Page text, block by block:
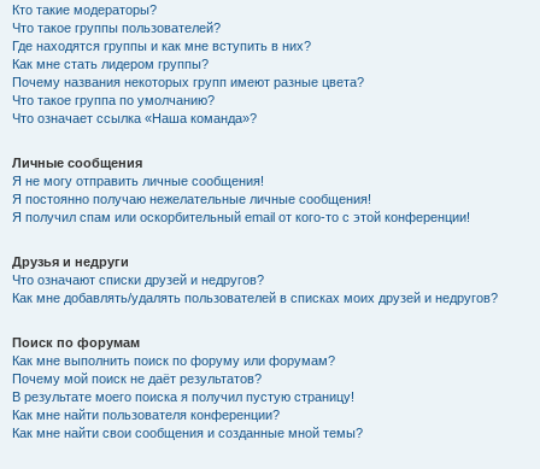
Кто такие модераторы?
Что такое группы пользователей?
Где находятся группы и как мне вступить в них?
Как мне стать лидером группы?
Почему названия некоторых групп имеют разные цвета?
Что такое группа по умолчанию?
Что означает ссылка «Наша команда»?
Личные сообщения
Я не могу отправить личные сообщения!
Я постоянно получаю нежелательные личные сообщения!
Я получил спам или оскорбительный email от кого-то с этой конференции!
Друзья и недруги
Что означают списки друзей и недругов?
Как мне добавлять/удалять пользователей в списках моих друзей и недругов?
Поиск по форумам
Как мне выполнить поиск по форуму или форумам?
Почему мой поиск не даёт результатов?
В результате моего поиска я получил пустую страницу!
Как мне найти пользователя конференции?
Как мне найти свои сообщения и созданные мной темы?